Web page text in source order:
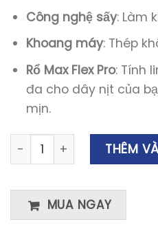
Công nghệ sấy: Làm
Khoang máy: Thép
Rổ Max Flex Pro: Tính
đa cho dây nịt của
mịn.
Máy Rửa Bát BoschTHÊM
MUA NGAY